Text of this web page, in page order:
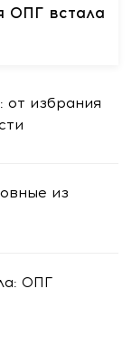
ОПГ встала
избрания
из
ОПГ